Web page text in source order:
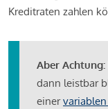
Kreditraten zahlen
Aber Achtung:
dann leistbar
einer